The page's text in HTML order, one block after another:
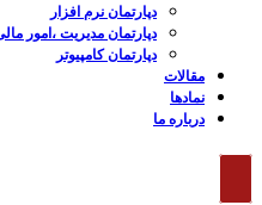
دپارتمان نرم افزار
دپارتمان مدیریت ،امور
دپارتمان کامپیوتر
مقالات
نمادها
درباره ما